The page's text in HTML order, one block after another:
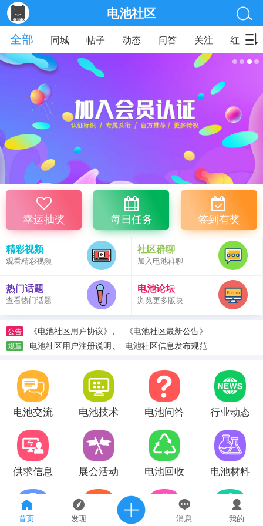
首页 发现 消息 我的
电池社区
全部
同城 帖子 动态 问答 关注 红包
幸运抽奖 每日任务 签到有奖
精彩视频
观看精彩视频
社区群聊
加入电池群聊
热门话题
查看热门话题
电池论坛
浏览更多版块
公告 《电池社区用户协议》 、 《电池社区最新公告》
规章 电池社区用户注册说明、 电池社区信息发布规范
电池交流 电池技术 电池问答 行业动态
供求信息 展会活动 电池回收 电池材料